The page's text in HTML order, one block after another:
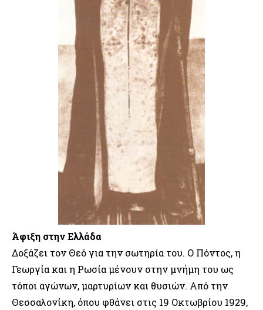
Άφιξη στην Ελλάδα
Δοξάζει τον Θεό για την σωτηρία του. Ο Πόντος, η
Γεωργία και η Ρωσία μένουν στην μνήμη του ως
τόποι αγώνων, μαρτυρίων και θυσιών. Από την
Θεσσαλονίκη, όπου φθάνει στις 19 Οκτωβρίου 1929,